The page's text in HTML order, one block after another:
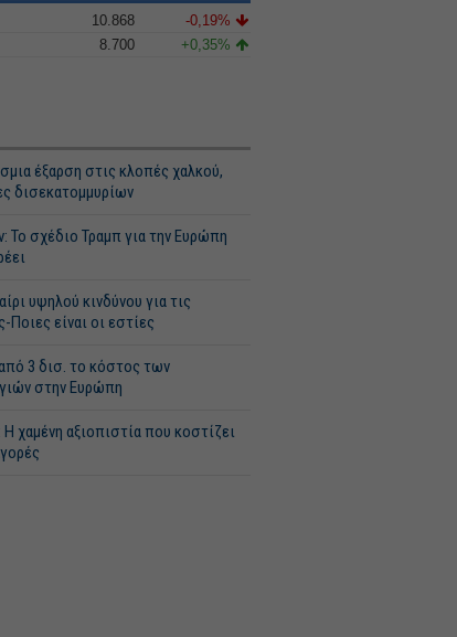
10.868
-0,19%
8.700 +0,35%
έξαρση στις κλοπές χαλκού,
δισεκατομμυρίων
Το σχέδιο Τραμπ για την Ευρώπη
υψηλού κινδύνου για τις
Ποιες είναι οι εστίες
3 δισ. το κόστος των
στην Ευρώπη
Η χαμένη αξιοπιστία που κοστίζει